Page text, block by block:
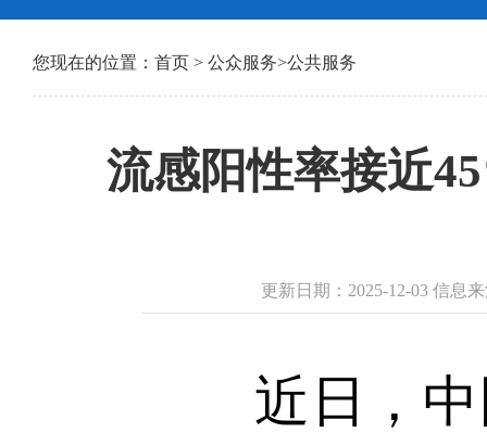
您现在的位置： 首页 > 公众服务>公共服务
流感阳性率接近
更新日期：2025-12-03 信息
近日，中